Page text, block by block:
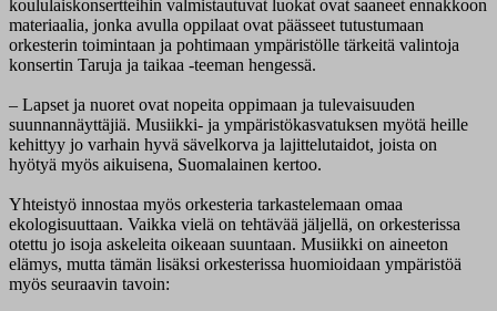
koululaiskonsertteihin valmistautuvat luokat ovat saaneet ennakkoon
materiaalia, jonka avulla oppilaat ovat päässeet tutustumaan
orkesterin toimintaan ja pohtimaan ympäristölle tärkeitä valintoja
konsertin Taruja ja taikaa -teeman hengessä.
– Lapset ja nuoret ovat nopeita oppimaan ja tulevaisuuden
suunnannäyttäjiä. Musiikki- ja ympäristökasvatuksen myötä heille
kehittyy jo varhain hyvä sävelkorva ja lajittelutaidot, joista on
hyötyä myös aikuisena, Suomalainen kertoo.
Yhteistyö innostaa myös orkesteria tarkastelemaan omaa
ekologisuuttaan. Vaikka vielä on tehtävää jäljellä, on orkesterissa
otettu jo isoja askeleita oikeaan suuntaan. Musiikki on aineeton
elämys, mutta tämän lisäksi orkesterissa huomioidaan ympäristöä
myös seuraavin tavoin: